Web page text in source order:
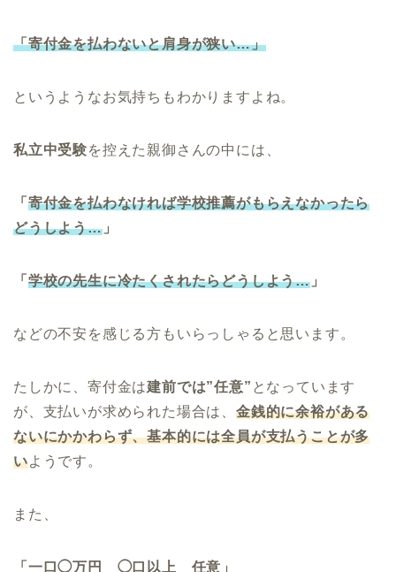
「寄付金を払わないと肩身が狭い…」
というようなお気持ちもわかりますよね。
私立中受験を控えた親御さんの中には、
「 寄付金を払わなければ学校推薦がもらえなかったら
どうしよう…」
「 学校の先生に冷たくされたらどうしよう… 」
などの不安を感じる方もいらっしゃると思います。
たしかに、寄付金は建前では”任意” となっています
が、支払いが求められた場合は、 金銭的に余裕がある
ないにかかわらず、基本的には全員が支払うことが多
いようです。
また、
「一口◯万円 ◯口以上 任意」